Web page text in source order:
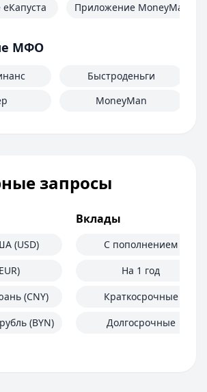
Приложение MoneyMan
МФО
Быстроденьги
MoneyMan
запросы
(USD)
(CNY)
(BYN)
Вклады
С пополнением
На 1 год
Краткосрочные
Долгосрочные